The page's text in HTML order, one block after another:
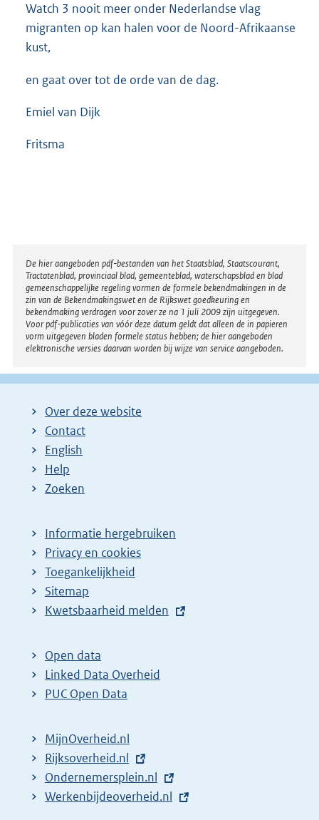
Watch 3 nooit meer onder Nederlandse vlag
migranten op kan halen voor de Noord-Afrikaanse
kust,
en gaat over tot de orde van de dag.
Emiel van Dijk
Fritsma
Disclaimer
De hier aangeboden pdf-bestanden van het Staatsblad, Staatscourant,
Tractatenblad, provinciaal blad, gemeenteblad, waterschapsblad en blad
gemeenschappelijke regeling vormen de formele bekendmakingen in de
zin van de Bekendmakingswet en de Rijkswet goedkeuring en
bekendmaking verdragen voor zover ze na 1 juli 2009 zijn uitgegeven.
Voor pdf-publicaties van vóór deze datum geldt dat alleen de in papieren
vorm uitgegeven bladen formele status hebben; de hier aangeboden
elektronische versies daarvan worden bij wijze van service aangeboden.
Over deze website
Contact
English
Help
Zoeken
Informatie hergebruiken
Privacy en cookies
Toegankelijkheid
Sitemap
E
t
e
r
l
i
n
k
Kwetsbaarheid melden
Open data
Linked Data Overheid
PUC Open Data
MijnOverheid.nl
E
x
t
Rijksoverheid.nl
E
x
Ondernemersplein.nl
E
Werkenbijdeoverheid.nl